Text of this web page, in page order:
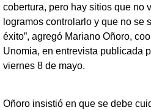
cobertura, pero hay sitios que no
logramos controlarlo y que no se
éxito”, agregó Mariano Oñoro,
Unomia, en entrevista publicada
viernes 8 de mayo.
Oñoro insistió en que se debe